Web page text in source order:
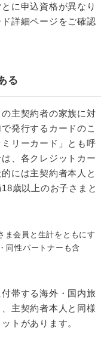
に申込資格が異なり
詳細ページをご確認
る
主契約者の家族に対
発行するカードのこ
リーカード」とも呼
、各クレジットカー
には主契約者本人と
歳以上のお子さまと
ま会員と生計をともにす
同性パートナーも含
帯する海外・国内旅
主契約者本人と同様
トがあります。